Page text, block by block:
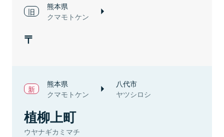
熊本県
クマモトケン
熊本県
クマモトケン
八代市
ヤツシロシ
植柳上町
ウヤナギカミマチ